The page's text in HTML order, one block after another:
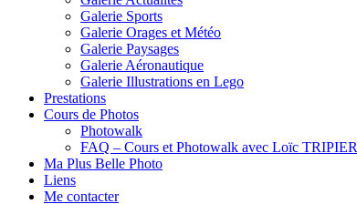
Galerie Sports
Galerie Orages et Météo
Galerie Paysages
Galerie Aéronautique
Galerie Illustrations en Lego
Prestations
Cours de Photos
Photowalk
FAQ – Cours et Photowalk avec Loïc TRIPIER
Ma Plus Belle Photo
Liens
Me contacter